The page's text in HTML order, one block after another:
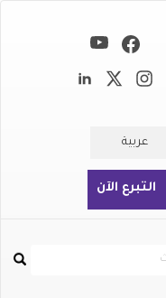
عربية
التبرع الآن
بحث